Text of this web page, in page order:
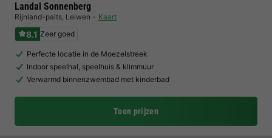
Landal Sonnenberg
Rijnland-palts, Leiwen Kaart
8.1 Zeer goed
Perfecte locatie in de Moezelstreek
Indoor speelhal, speelhuis & klimmuur
Verwarmd binnenzwembad met kinderbad
Toon prijzen